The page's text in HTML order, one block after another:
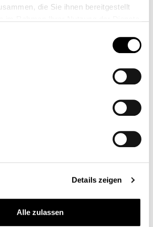
die Sie ihnen bereitgestellt
Details zeigen
Alle zulassen
DISTRIBUCIÓN